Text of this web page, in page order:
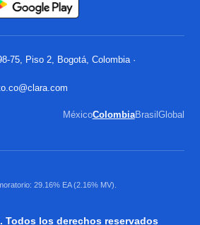
75, Piso 2, Bogotá, Colombia ·
MéxicoColombiaBrasil Global
29.16% EA (2.16% MV).
Todos los derechos reservados